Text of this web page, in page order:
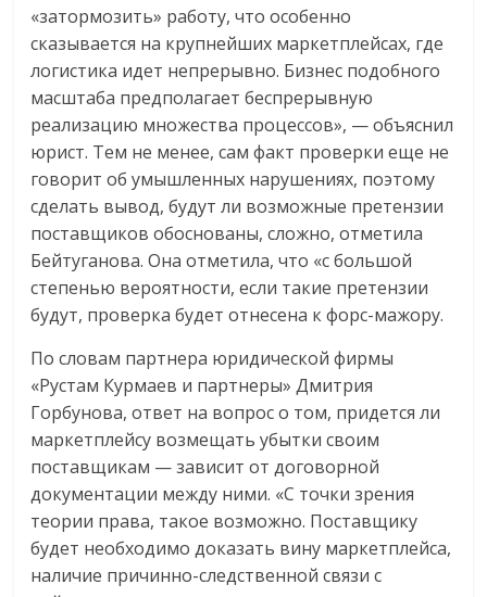
«затормозить» работу, что особенно
сказывается на крупнейших маркетплейсах, где
логистика идет непрерывно. Бизнес подобного
масштаба предполагает беспрерывную
реализацию множества процессов», — объяснил
юрист. Тем не менее, сам факт проверки еще не
говорит об умышленных нарушениях, поэтому
сделать вывод, будут ли возможные претензии
поставщиков обоснованы, сложно, отметила
Бейтуганова. Она отметила, что «с большой
степенью вероятности, если такие претензии
будут, проверка будет отнесена к форс-мажору.
По словам партнера юридической фирмы
«Рустам Курмаев и партнеры» Дмитрия
Горбунова, ответ на вопрос о том, придется ли
маркетплейсу возмещать убытки своим
поставщикам — зависит от договорной
документации между ними. «С точки зрения
теории права, такое возможно. Поставщику
будет необходимо доказать вину маркетплейса,
наличие причинно-следственной связи с